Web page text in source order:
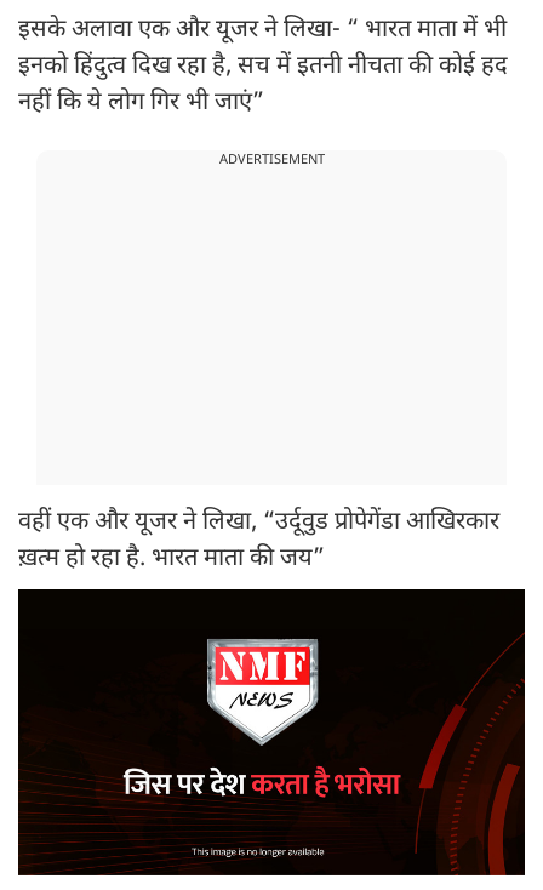
इसके अलावा एक और यूजर ने लिखा- “ भारत माता में भी
इनको हिंदुत्व दिख रहा है, सच में इतनी नीचता की कोई हद
नहीं कि ये लोग गिर भी जाएं”
ADVERTISEMENT
वहीं एक और यूजर ने लिखा, “उर्दूवुड प्रोपेगेंडा आखिरकार
ख़त्म हो रहा है. भारत माता की जय”